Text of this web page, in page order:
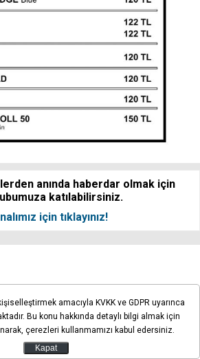
anında haberdar olmak için
katılabilirsiniz.
için tıklayınız!
amacıyla KVKK ve GDPR uyarınca
Bu konu hakkında detaylı bilgi almak için
çerezleri kullanmamızı kabul edersiniz.
Kapat